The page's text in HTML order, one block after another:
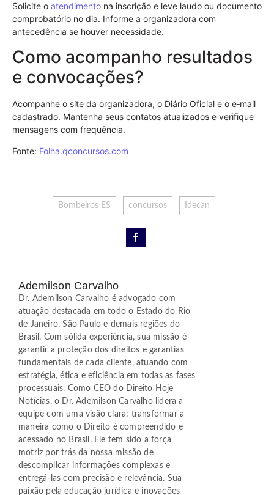
Solicite o atendimento na inscrição e leve laudo ou documento
comprobatório no dia. Informe a organizadora com
antecedência se houver necessidade.
Como acompanho resultados
e convocações?
Acompanhe o site da organizadora, o Diário Oficial e o e‑mail
cadastrado. Mantenha seus contatos atualizados e verifique
mensagens com frequência.
Fonte: Folha.qconcursos.com
Bombeiros ES concursos Idecan
Ademilson Carvalho
Dr. Ademilson Carvalho é advogado com
atuação destacada em todo o Estado do Rio
de Janeiro, São Paulo e demais regiões do
Brasil. Com sólida experiência, sua missão é
garantir a proteção dos direitos e garantias
fundamentais de cada cliente, atuando com
estratégia, ética e eficiência em todas as fases
processuais. Como CEO do Direito Hoje
Notícias, o Dr. Ademilson Carvalho lidera a
equipe com uma visão clara: transformar a
maneira como o Direito é compreendido e
acessado no Brasil. Ele tem sido a força
motriz por trás da nossa missão de
descomplicar informações complexas e
entregá-las com precisão e relevância. Sua
paixão pela educação jurídica e inovações